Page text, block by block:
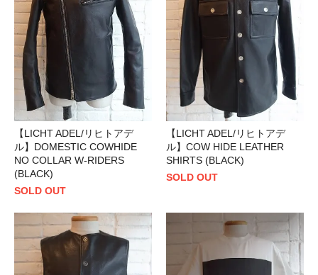
【LICHT ADEL/リヒトアデ
ル】DOMESTIC COWHIDE
NO COLLAR W-RIDERS
(BLACK)
SOLD OUT
【LICHT ADEL/リヒトアデ
ル】COW HIDE LEATHER
SHIRTS (BLACK)
SOLD OUT